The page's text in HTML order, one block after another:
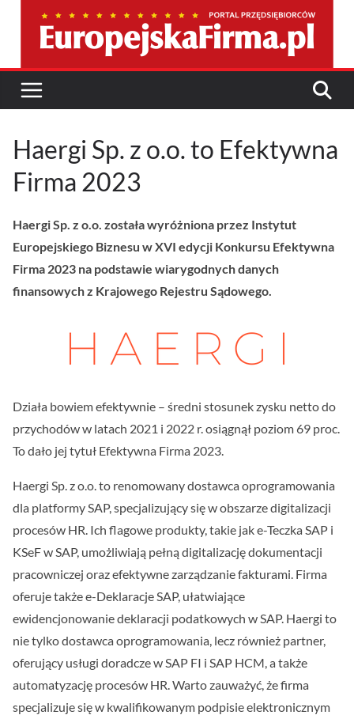
Haergi Sp. z o.o. to Efektywna
Firma 2023
Haergi Sp. z o.o. została wyróżniona przez Instytut
Europejskiego Biznesu w XVI edycji Konkursu Efektywna
Firma 2023 na podstawie wiarygodnych danych
finansowych z Krajowego Rejestru Sądowego.
Działa bowiem efektywnie – średni stosunek zysku netto do
przychodów w latach 2021 i 2022 r. osiągnął poziom 69 proc.
To dało jej tytuł Efektywna Firma 2023.
Haergi Sp. z o.o. to renomowany dostawca oprogramowania
dla platformy SAP, specjalizujący się w obszarze digitalizacji
procesów HR. Ich flagowe produkty, takie jak e-Teczka SAP i
KSeF w SAP, umożliwiają pełną digitalizację dokumentacji
pracowniczej oraz efektywne zarządzanie fakturami. Firma
oferuje także e-Deklaracje SAP, ułatwiające
ewidencjonowanie deklaracji podatkowych w SAP. Haergi to
nie tylko dostawca oprogramowania, lecz również partner,
oferujący usługi doradcze w SAP FI i SAP HCM, a także
automatyzację procesów HR. Warto zauważyć, że firma
specjalizuje się w kwalifikowanym podpisie elektronicznym